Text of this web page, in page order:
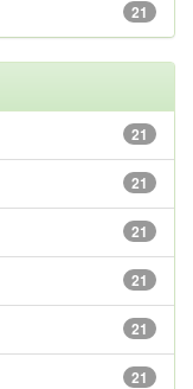
21
21
21
21
21
21
21